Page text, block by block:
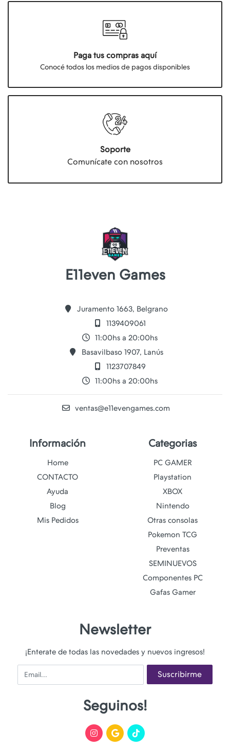
Paga tus compras aquí
Conocé todos los medios de pagos disponibles
Soporte
Comunícate con nosotros
E11even Games
Juramento 1663, Belgrano
1139409061
11:00hs a 20:00hs
Basavilbaso 1907, Lanús
1123707849
11:00hs a 20:00hs
ventas@e11evengames.com
Información
Home
CONTACTO
Ayuda
Blog
Mis Pedidos
Categorias
PC GAMER
Playstation
XBOX
Nintendo
Otras consolas
Pokemon TCG
Preventas
SEMINUEVOS
Componentes PC
Gafas Gamer
Newsletter
¡Enterate de todas las novedades y nuevos ingresos!
Email Suscribirme
Seguinos!